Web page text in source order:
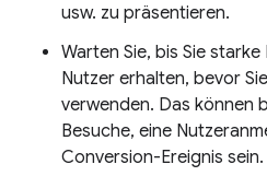
usw. zu präsentieren.
Warten Sie, bis Sie
Nutzer erhalten, bevor
verwenden. Das können
Besuche, eine
Conversion-Ereignis sein.